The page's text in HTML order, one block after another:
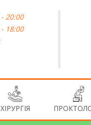
20:00
18:00
ХІРУРГІЯ